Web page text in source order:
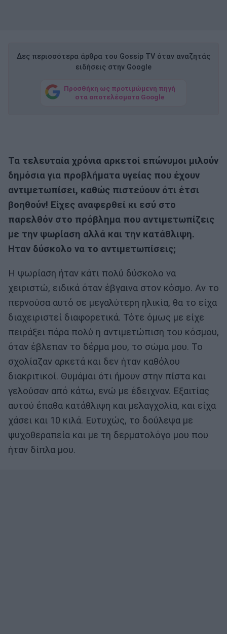
Δες περισσότερα άρθρα του Gossip TV όταν αναζητάς
ειδήσεις στην Google
Προσθήκη ως προτιμώμενη πηγή
στα αποτελέσματα Google
Τα τελευταία χρόνια αρκετοί επώνυμοι μιλούν
δημόσια για προβλήματα υγείας που έχουν
αντιμετωπίσει, καθώς πιστεύουν ότι έτσι
βοηθούν! Είχες αναφερθεί κι εσύ στο
παρελθόν στο πρόβλημα που αντιμετωπίζεις
με την ψωρίαση αλλά και την κατάθλιψη.
Ηταν δύσκολο να το αντιμετωπίσεις;
Η ψωρίαση ήταν κάτι πολύ δύσκολο να
χειριστώ, ειδικά όταν έβγαινα στον κόσμο. Αν το
περνούσα αυτό σε μεγαλύτερη ηλικία, θα το είχα
διαχειριστεί διαφορετικά. Τότε όμως με είχε
πειράξει πάρα πολύ η αντιμετώπιση του κόσμου,
όταν έβλεπαν το δέρμα μου, το σώμα μου. Το
σχολίαζαν αρκετά και δεν ήταν καθόλου
διακριτικοί. Θυμάμαι ότι ήμουν στην πίστα και
γελούσαν από κάτω, ενώ με έδειχναν. Εξαιτίας
αυτού έπαθα κατάθλιψη και μελαγχολία, και είχα
χάσει και 10 κιλά. Ευτυχώς, το δούλεψα με
ψυχοθεραπεία και με τη δερματολόγο μου που
ήταν δίπλα μου.